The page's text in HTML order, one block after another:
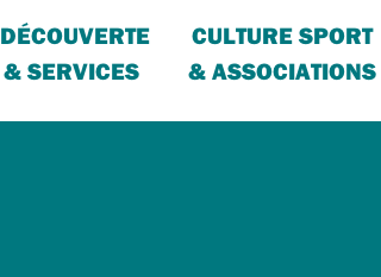
DÉCOUVERTE
& SERVICES
CULTURE SPORT
& ASSOCIATIONS